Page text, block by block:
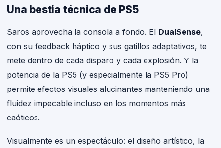
Una bestia técnica de PS5
Saros aprovecha la consola a fondo. El DualSense,
con su feedback háptico y sus gatillos adaptativos, te
mete dentro de cada disparo y cada explosión. Y la
potencia de la PS5 (y especialmente la PS5 Pro)
permite efectos visuales alucinantes manteniendo una
fluidez impecable incluso en los momentos más
caóticos.
Visualmente es un espectáculo: el diseño artístico, la